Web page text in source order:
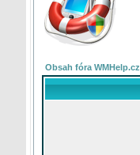
Obsah fóra WMHelp.cz